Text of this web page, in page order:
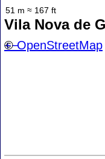
51 m ≈ 167 ft
Vila Nova de
+−
©OpenStreetMap